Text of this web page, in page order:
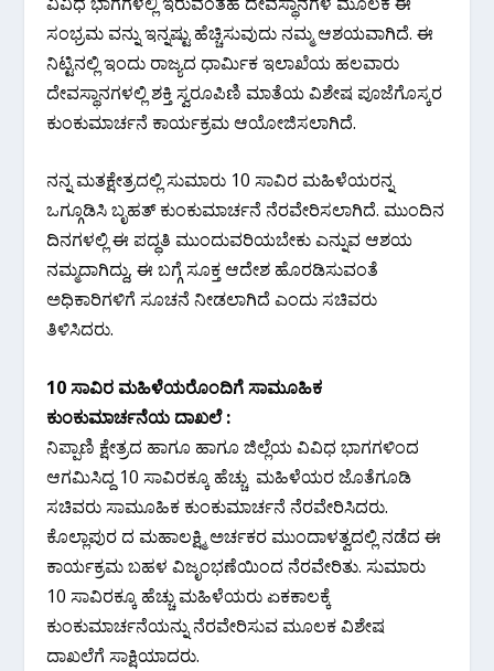
ಸಂಭ್ರಮ ವನ್ನು ಇನ್ನಷ್ಟು ಹೆಚ್ಚಿಸುವುದು ನಮ್ಮ ಆಶಯವಾಗಿದೆ. ಈ
ನಿಟ್ಟಿನಲ್ಲಿ ಇಂದು ರಾಜ್ಯದ ಧಾರ್ಮಿಕ ಇಲಾಖೆಯ ಹಲವಾರು
ದೇವಸ್ಥಾನಗಳಲ್ಲಿ ಶಕ್ತಿ ಸ್ವರೂಪಿಣಿ ಮಾತೆಯ ವಿಶೇಷ ಪೂಜೆಗೊಸ್ಕರ
ಕುಂಕುಮಾರ್ಚನೆ ಕಾರ್ಯಕ್ರಮ ಆಯೋಜಿಸಲಾಗಿದೆ.
ನನ್ನ ಮತಕ್ಷೇತ್ರದಲ್ಲಿ ಸುಮಾರು 10 ಸಾವಿರ ಮಹಿಳೆಯರನ್ನ
ಒಗ್ಗೂಡಿಸಿ ಬೃಹತ್ ಕುಂಕುಮಾರ್ಚನೆ ನೆರವೇರಿಸಲಾಗಿದೆ. ಮುಂದಿನ
ದಿನಗಳಲ್ಲಿ ಈ ಪದ್ಧತಿ ಮುಂದುವರಿಯಬೇಕು ಎನ್ನುವ ಆಶಯ
ನಮ್ಮದಾಗಿದ್ದು, ಈ ಬಗ್ಗೆ ಸೂಕ್ತ ಆದೇಶ ಹೊರಡಿಸುವಂತೆ
ಅಧಿಕಾರಿಗಳಿಗೆ ಸೂಚನೆ ನೀಡಲಾಗಿದೆ ಎಂದು ಸಚಿವರು
ತಿಳಿಸಿದರು.
10 ಸಾವಿರ ಮಹಿಳೆಯರೊಂದಿಗೆ ಸಾಮೂಹಿಕ
ಕುಂಕುಮಾರ್ಚನೆಯ ದಾಖಲೆ :
ನಿಪ್ಪಾಣಿ ಕ್ಷೇತ್ರದ ಹಾಗೂ ಹಾಗೂ ಜಿಲ್ಲೆಯ ವಿವಿಧ ಭಾಗಗಳಿಂದ
ಆಗಮಿಸಿದ್ದ 10 ಸಾವಿರಕ್ಕೂ ಹೆಚ್ಚು ಮಹಿಳೆಯರ ಜೊತೆಗೂಡಿ
ಸಚಿವರು ಸಾಮೂಹಿಕ ಕುಂಕುಮಾರ್ಚನೆ ನೆರವೇರಿಸಿದರು.
ಕೊಲ್ಲಾಪುರ ದ ಮಹಾಲಕ್ಷ್ಮಿ ಅರ್ಚಕರ ಮುಂದಾಳತ್ವದಲ್ಲಿ ನಡೆದ ಈ
ಕಾರ್ಯಕ್ರಮ ಬಹಳ ವಿಜೃಂಭಣೆಯಿಂದ ನೆರವೇರಿತು. ಸುಮಾರು
10 ಸಾವಿರಕ್ಕೂ ಹೆಚ್ಚು ಮಹಿಳೆಯರು ಏಕಕಾಲಕ್ಕೆ
ಕುಂಕುಮಾರ್ಚನೆಯನ್ನು ನೆರವೇರಿಸುವ ಮೂಲಕ ವಿಶೇಷ
ದಾಖಲೆಗೆ ಸಾಕ್ಷಿಯಾದರು.